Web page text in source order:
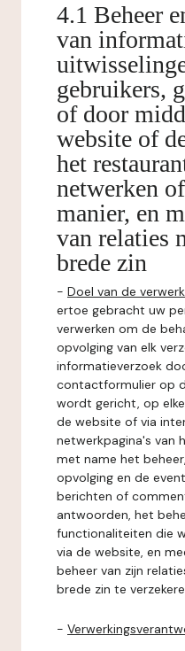
4.1 Beheer
van
gebruikers,
of door
website of
het
netwerken
manier, en
van relaties
brede zin
- Doel van de
ertoe gebracht uw
verwerken om de
opvolging van elk
informatieverzoek
contactformulier op
wordt gericht, op
de website of via
netwerkpagina's van
met name het
opvolging en de
berichten of
antwoorden, het
functionaliteiten die
via de website, en
beheer van zijn
brede zin te
-